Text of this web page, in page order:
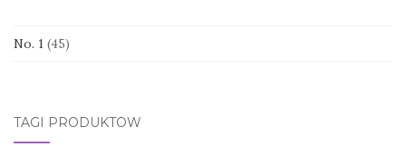
No. 1 (45)
TAGI PRODUKTÓW